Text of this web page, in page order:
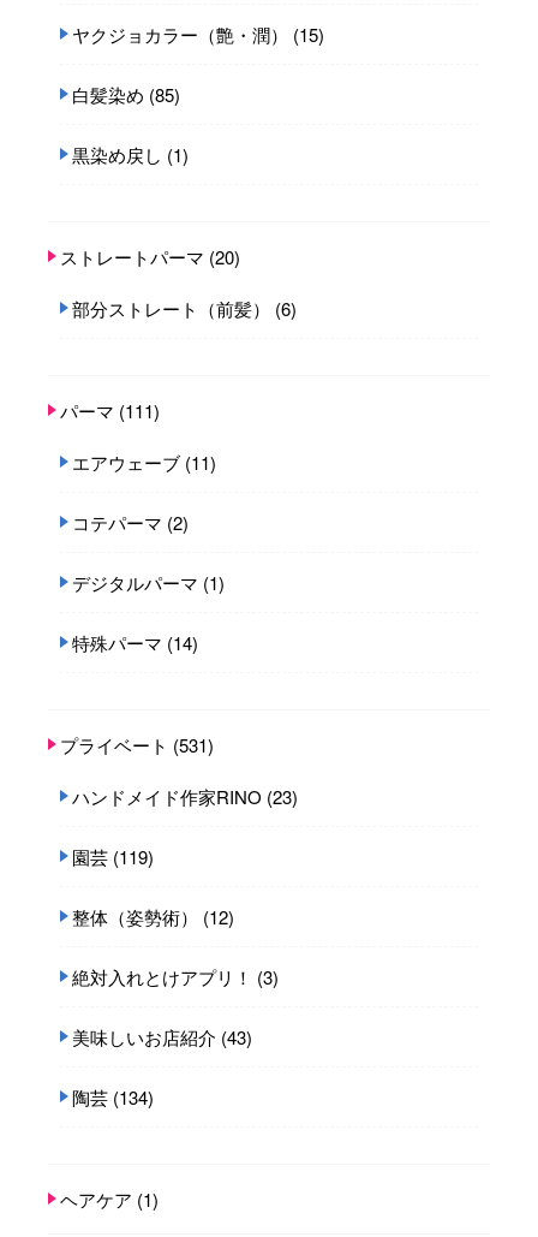
ヤクジョカラー（艶・潤） (15)
白髪染め (85)
黒染め戻し (1)
ストレートパーマ (20)
部分ストレート（前髪） (6)
パーマ (111)
エアウェーブ (11)
コテパーマ (2)
デジタルパーマ (1)
特殊パーマ (14)
プライベート (531)
ハンドメイド作家RINO (23)
園芸 (119)
整体（姿勢術） (12)
絶対入れとけアプリ！ (3)
美味しいお店紹介 (43)
陶芸 (134)
ヘアケア (1)